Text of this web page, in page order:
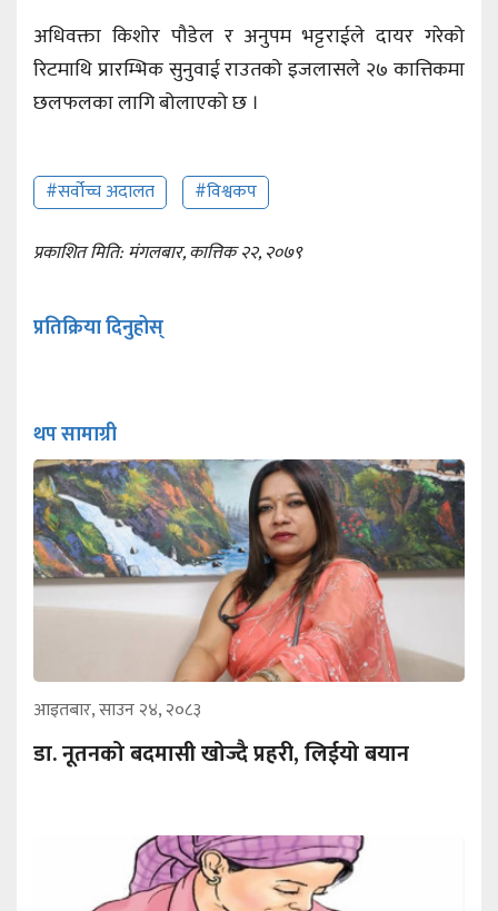
अधिवक्ता किशोर पौडेल र अनुपम भट्टराईले दायर गरेको
रिटमाथि प्रारम्भिक सुनुवाई राउतको इजलासले २७ कात्तिकमा
छलफलका लागि बोलाएको छ ।
#सर्वोच्च अदालत #विश्वकप
प्रकाशित मिति: मंगलबार, कात्तिक २२, २०७९
प्रतिक्रिया दिनुहोस्
थप सामाग्री
आइतबार, साउन २४, २०८३
डा. नूतनको बदमासी खोज्दै प्रहरी, लिईयो बयान